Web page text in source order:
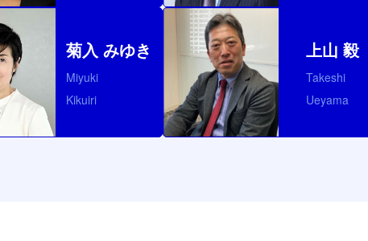
菊入 みゆき
Miyuki
Kikuiri
上山 毅
Takeshi
Ueyama